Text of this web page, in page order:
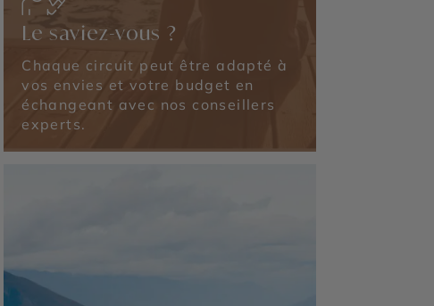
Le saviez-vous ?
Chaque circuit peut être adapté à
vos envies et votre budget en
échangeant avec nos conseillers
experts.